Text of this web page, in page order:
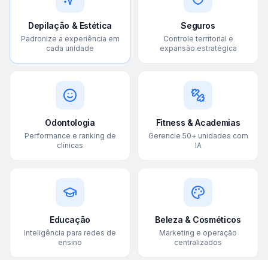
Depilação & Estética
Padronize a experiência em
cada unidade
Seguros
Controle territorial e
expansão estratégica
Odontologia
Performance e ranking de
clínicas
Fitness & Academias
Gerencie 50+ unidades com
IA
Educação
Inteligência para redes de
ensino
Beleza & Cosméticos
Marketing e operação
centralizados